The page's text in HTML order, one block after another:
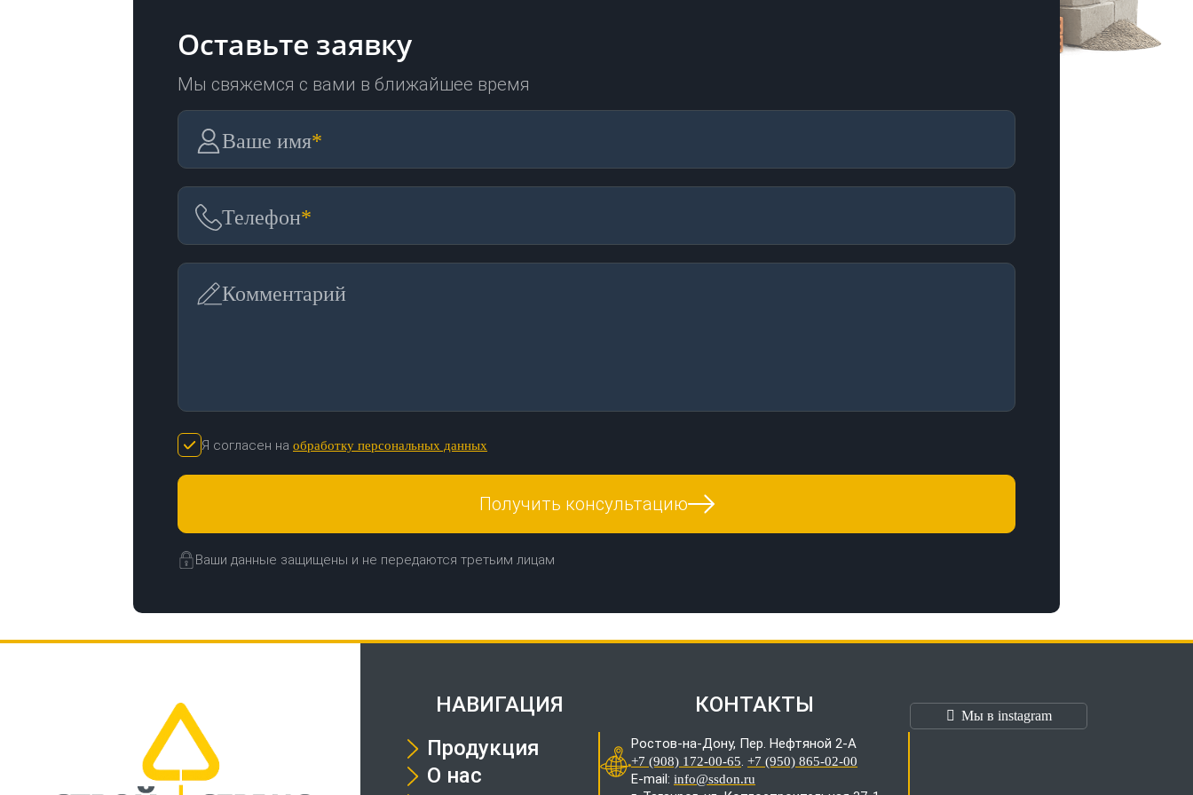
Оставьте заявку
Мы свяжемся с вами в ближайшее время
Ваше имя*
Телефон*
Комментарий
Я согласен на обработку персональных данных
Получить консультацию
Ваши данные защищены и не передаются третьим лицам
НАВИГАЦИЯ
Продукция
О нас
КОНТАКТЫ
Ростов-на-Дону, Пер. Нефтяной 2-А
+7 (908) 172-00-65. +7 (950) 865-02-00
E-mail: info@ssdon.ru
Мы в instagram